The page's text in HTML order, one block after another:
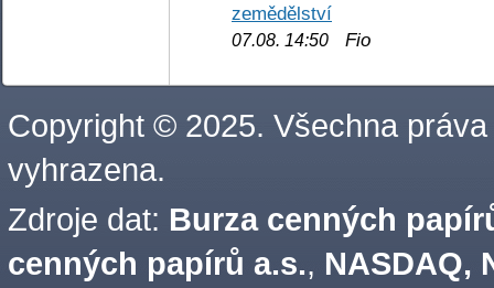
zemědělství
07.08. 14:50 Fio
Copyright © 2025. Všechna práva
vyhrazena.
Zdroje dat: Burza cenných
cenných papírů a.s., NASDAQ,